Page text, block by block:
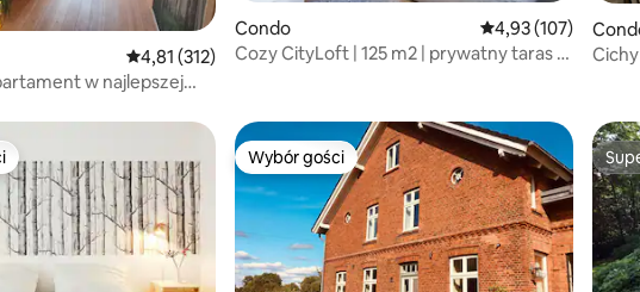
recenzji: 435
Średnia ocena: 4,81 na 5, liczba recenzji: 312
4,81 (312)
w najlepszej
Condo Średnia ocena:
4,93 (107)
Cozy CityLoft | 125 m2 | prywatny taras |
z kategorii Wybór gości Wybór gości
Wybór gości